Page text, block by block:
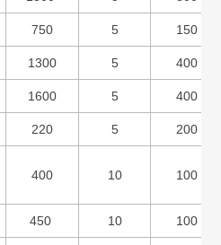
750 5 150
1300 5 400
1600 5 400
220 5 200
400 10 100
450 10 100